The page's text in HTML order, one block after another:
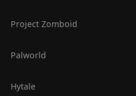
Project Zomboid
Palworld
Hytale